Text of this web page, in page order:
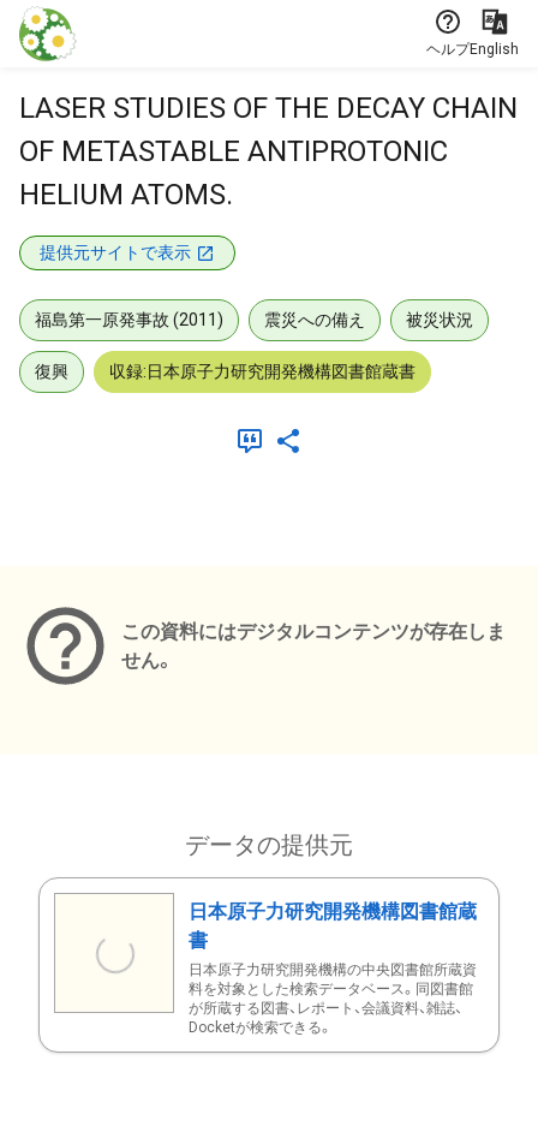
本文に飛ぶ
ヘルプEnglish
LASER STUDIES OF THE DECAY CHAIN
OF METASTABLE ANTIPROTONIC
HELIUM ATOMS.
提供元サイトで表示
福島第一原発事故 (2011) 震災への備え 被災状況
復興 収録:日本原子力研究開発機構図書館蔵書
この資料にはデジタルコンテンツが存在しま
せん。
データの提供元
日本原子力研究開発機構図書館蔵
書
日本原子力研究開発機構の中央図書館所蔵資
料を対象とした検索データベース。同図書館
が所蔵する図書、レポート、会議資料、雑誌、
Docketが検索できる。